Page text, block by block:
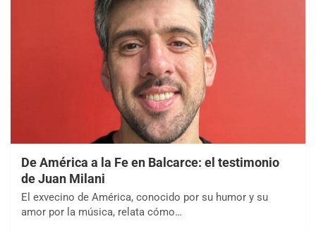
De América a la Fe en Balcarce: el testimonio
de Juan Milani
El exvecino de América, conocido por su humor y su
amor por la música, relata cómo…